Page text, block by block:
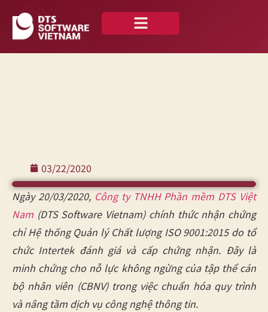
03/22/2020
Ngày 20/03/2020, Công ty TNHH Phần mềm DTS Việt
Nam (DTS Software Vietnam) chính thức nhận chứng
chỉ Hệ thống Quản lý Chất lượng ISO 9001:2015 do tổ
chức Intertek đánh giá và cấp chứng nhận. Đây là
minh chứng cho nỗ lực không ngừng của tập thể cán
bộ nhân viên (CBNV) trong việc chuẩn hóa quy trình
và nâng tầm dịch vụ công nghệ thông tin.